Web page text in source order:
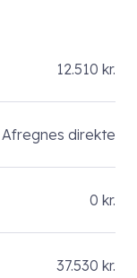
12.510 kr.
Afregnes direkte
0 kr.
37.530 kr.